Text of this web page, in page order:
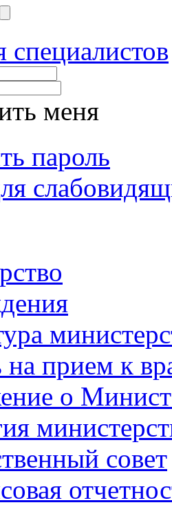
специалистов
меня
пароль
на прием к
о
совет